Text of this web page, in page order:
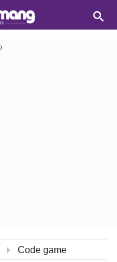
Code game